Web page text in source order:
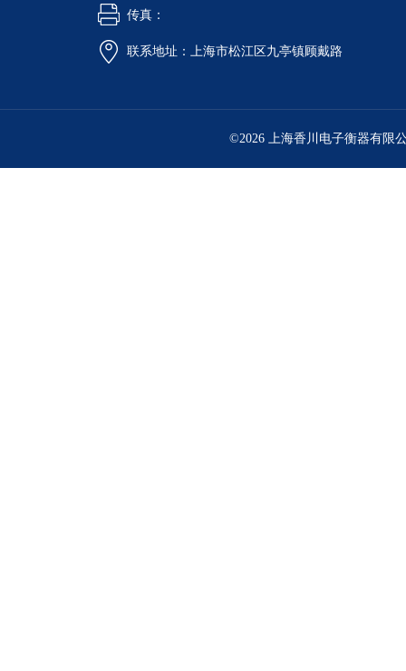
传真：
联系地址：上海市松江区九亭镇顾戴路
©2026 上海香川电子衡器有限